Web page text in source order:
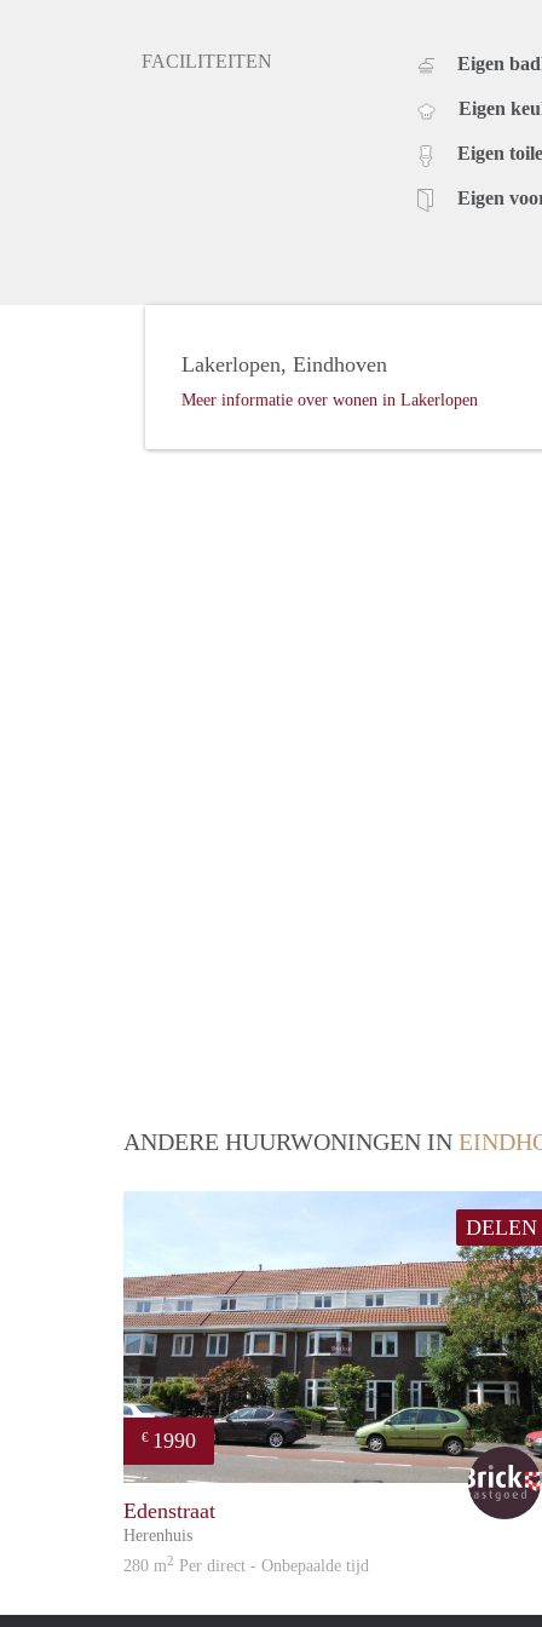
- Zeer luxe woonruimte ideaal voor een werkende
- Huurprijs Euro 1425,- per maand exclusief gas,
- Exclusief gemeentelijke belastingen
FACILITEITEN Eigen
Eigen
Eigen
Eigen
Lakerlopen, Eindhoven
Meer informatie over wonen in Lakerlopen
ANDERE HUURWONINGEN IN
DELEN
€ 1990
Edenstraat
Herenhuis
280 m2 Per direct - Onbepaalde tijd